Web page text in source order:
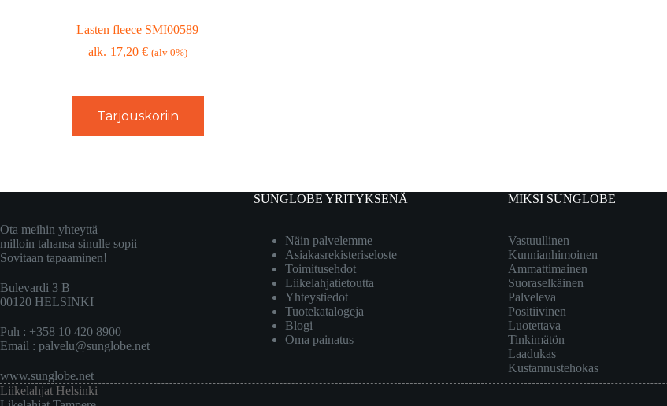
Lasten fleece SMI00589
17,20 € (alv 0%)
Tarjouskoriin
Ota meihin yhteyttä
milloin tahansa sinulle sopii
Sovitaan tapaaminen!
Bulevardi 3 B
00120 HELSINKI
Puh : +358 10 420 8900
Email : palvelu@sunglobe.net
www.sunglobe.net
SUNGLOBE YRITYKSENÄ
Näin palvelemme
Asiakasrekisteriseloste
Toimitusehdot
Liikelahjatietoutta
Yhteystiedot
Tuotekatalogeja
Blogi
Oma painatus
MIKSI SUNGLOBE
Vastuullinen
Kunnianhimoinen
Ammattimainen
Suoraselkäinen
Palveleva
Positiivinen
Luotettava
Tinkimätön
Laadukas
Kustannustehokas
Liikelahjat Helsinki